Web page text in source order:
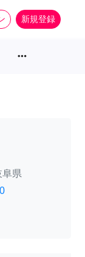
新規登録
more_horiz
阜県
0